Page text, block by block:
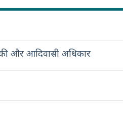
और आदिवासी अधिकार